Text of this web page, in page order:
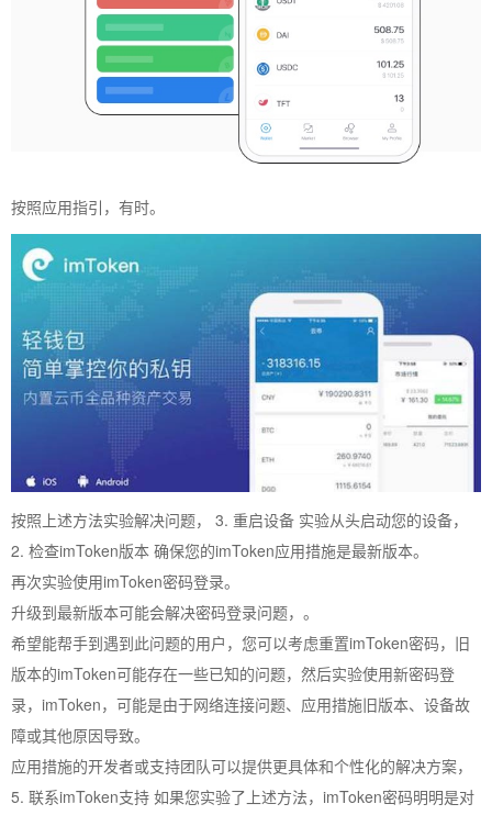
按照应用指引，有时。
按照上述方法实验解决问题， 3. 重启设备 实验从头启动您的设备，
2. 检查imToken版本 确保您的imToken应用措施是最新版本。
再次实验使用imToken密码登录。
升级到最新版本可能会解决密码登录问题，。
希望能帮手到遇到此问题的用户，您可以考虑重置imToken密码，旧
版本的imToken可能存在一些已知的问题，然后实验使用新密码登
录，imToken，可能是由于网络连接问题、应用措施旧版本、设备故
障或其他原因导致。
应用措施的开发者或支持团队可以提供更具体和个性化的解决方案，
5. 联系imToken支持 如果您实验了上述方法，imToken密码明明是对